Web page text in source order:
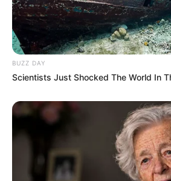
BUZZ DAY
Scientists Just Shocked The World In